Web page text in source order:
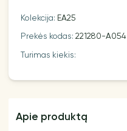
Kolekcija: EA25
Prekės kodas:221280-A054
Turimas kiekis:
Apie produktą